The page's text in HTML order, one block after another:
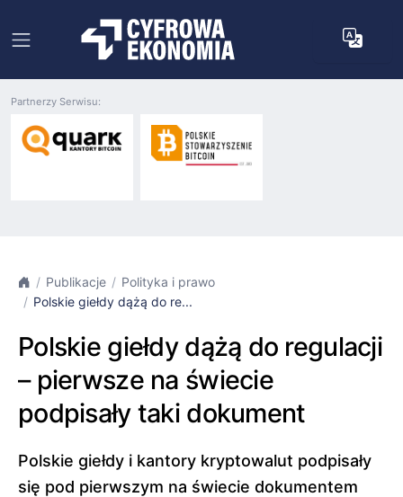
Partnerzy Serwisu:
Publikacje
Polityka i prawo
Polskie giełdy dążą do re...
Polskie giełdy dążą do regulacji
– pierwsze na świecie
podpisały taki dokument
Polskie giełdy i kantory kryptowalut podpisały
się pod pierwszym na świecie dokumentem